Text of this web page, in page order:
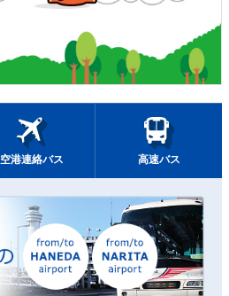
空港連絡バス 高速バス